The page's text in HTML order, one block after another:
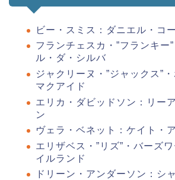
ビー・スミス：ダニエル・コ
フランチェスカ・”フランキー
ル・ダ・シルバ
ジャクリーヌ・”ジャックス”
マクアイド
エリカ・ダビッドソン：リー
ン
ヴェラ・ベネット：ケイト・
エリザベス・”リズ”・バーズ
イルランド
ドリーン・アンダーソン：シ